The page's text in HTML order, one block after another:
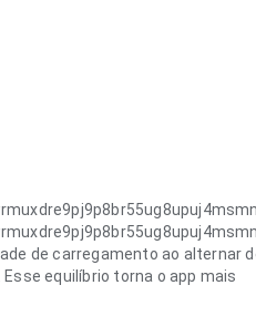
de carregamento ao alternar
equilíbrio torna o app mais